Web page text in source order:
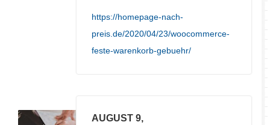
https://homepage-nach-
preis.de/2020/04/23/woocommerce-
feste-warenkorb-gebuehr/
AUGUST 9,